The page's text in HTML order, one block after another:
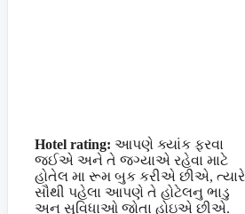
Hotel rating: આપણે ક્યાંક ફરવા
જઈએ અને તે જગ્યાએ રહેવા માટે
હોતેલ મા રૂમ બુક કરીએ છીએ, ત્યારે
સૌથી પહેલા આપણે તે હોટેલનુ ભાડુ
અન સુવિધાઓ જોતા હોઇએ છીએ.